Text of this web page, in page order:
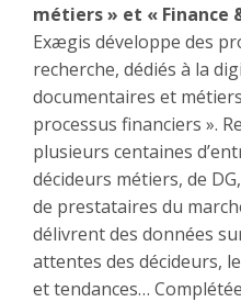
métiers » et « Finance
Exægis développe des
recherche, dédiés à la
documentaires et
processus financiers ».
plusieurs centaines
décideurs métiers, de
de prestataires du
délivrent des données
attentes des décideurs,
et tendances…